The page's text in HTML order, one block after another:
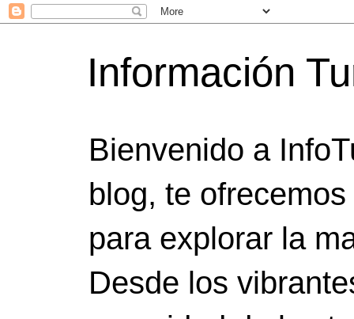
Información
Bienvenido a
blog, te
para explorar la
Desde los